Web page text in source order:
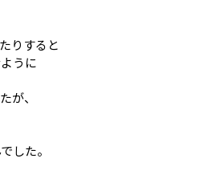
りすると
うに
が、
した。